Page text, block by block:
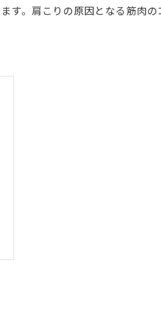
す。肩こりの原因となる筋肉の